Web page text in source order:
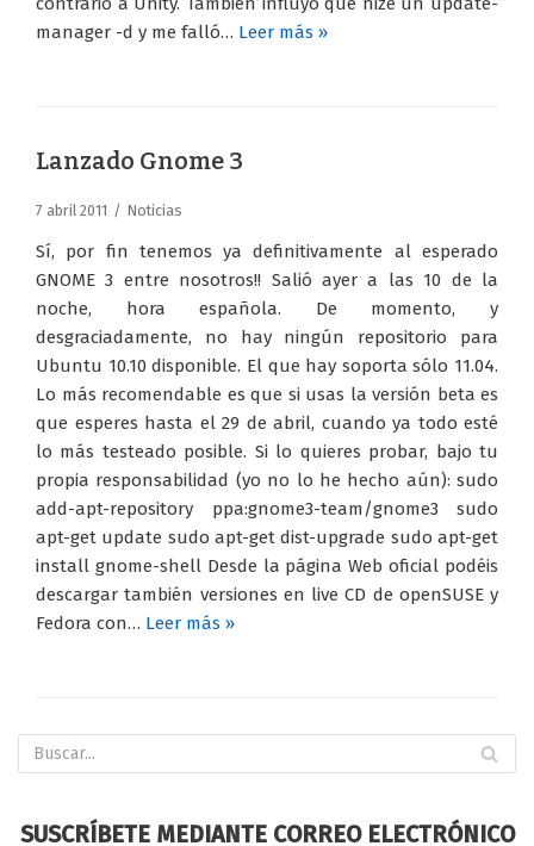
manager -d y me falló… Leer más »
Lanzado Gnome 3
7 abril 2011 Noticias
Sí, por fin tenemos ya definitivamente al esperado
GNOME 3 entre nosotros!! Salió ayer a las 10 de la
noche, hora española. De momento, y
desgraciadamente, no hay ningún repositorio para
Ubuntu 10.10 disponible. El que hay soporta sólo 11.04.
Lo más recomendable es que si usas la versión beta es
que esperes hasta el 29 de abril, cuando ya todo esté
lo más testeado posible. Si lo quieres probar, bajo tu
propia responsabilidad (yo no lo he hecho aún): sudo
add-apt-repository ppa:gnome3-team/gnome3 sudo
apt-get update sudo apt-get dist-upgrade sudo apt-get
install gnome-shell Desde la página Web oficial podéis
descargar también versiones en live CD de openSUSE y
Fedora con… Leer más »
SUSCRÍBETE MEDIANTE CORREO ELECTRÓNICO